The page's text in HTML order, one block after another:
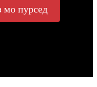
мо пурсед